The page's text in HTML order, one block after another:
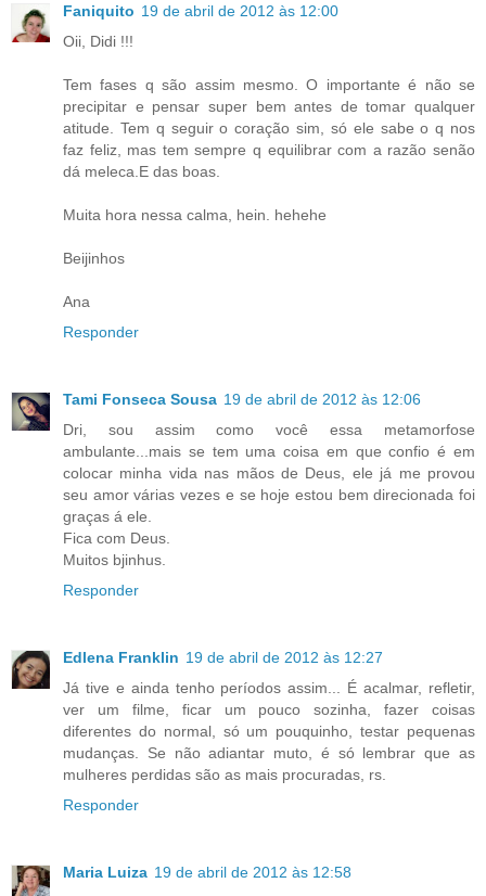
Faniquito 19 de abril de 2012 às 12:00
Oii, Didi !!!
Tem fases q são assim mesmo. O importante é não se
precipitar e pensar super bem antes de tomar qualquer
atitude. Tem q seguir o coração sim, só ele sabe o q nos
faz feliz, mas tem sempre q equilibrar com a razão senão
dá meleca.E das boas.
Muita hora nessa calma, hein. hehehe
Beijinhos
Ana
Responder
Tami Fonseca Sousa 19 de abril de 2012 às 12:06
Dri, sou assim como você essa metamorfose
ambulante...mais se tem uma coisa em que confio é em
colocar minha vida nas mãos de Deus, ele já me provou
seu amor várias vezes e se hoje estou bem direcionada foi
graças á ele.
Fica com Deus.
Muitos bjinhus.
Responder
Edlena Franklin 19 de abril de 2012 às 12:27
Já tive e ainda tenho períodos assim... É acalmar, refletir,
ver um filme, ficar um pouco sozinha, fazer coisas
diferentes do normal, só um pouquinho, testar pequenas
mudanças. Se não adiantar muto, é só lembrar que as
mulheres perdidas são as mais procuradas, rs.
Responder
Maria Luiza 19 de abril de 2012 às 12:58